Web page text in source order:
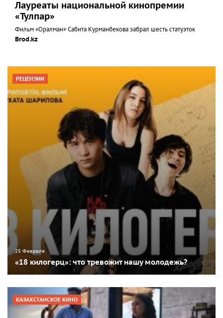
Лауреаты национальной кинопремии
«Тулпар»
Фильм «Оралман» Сабита Курманбекова забрал шесть статуэток
Brod.kz
РЕЦЕНЗИИ
25 Февраля
«18 килогерц»: что тревожит нашу молодежь?
КАЗАХСТАНСКОЕ КИНО